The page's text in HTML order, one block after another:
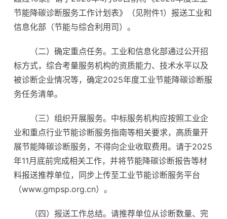
节能降碳诊断服务工作计划表》（见附件1）报送工业和
信息化部（节能与综合利用司）。
（二）确定重点任务。工业和信息化部通过公开招
标方式，综合考量服务机构的资质能力、技术水平以及
被诊断企业情况等，确定2025年度工业节能降碳诊断服
务任务清单。
（三）组织开展服务。中标服务机构应按照工业企
业和重点行业节能诊断服务指南等相关要求，高质量开
展节能降碳诊断服务，不得向企业收取费用。请于2025
年11月底前完成相关工作，并将节能降碳诊断报告等材
料报送推荐单位，同步上传至工业节能诊断服务平台
（www.gmpsp.org.cn）。
（四）报送工作总结。请推荐单位从诊断数量、完